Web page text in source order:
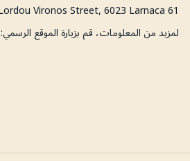
61 Lordou Vironos Street, 6023 Larnaca, قبرص
لمزيد من المعلومات، قم بزيارة الموقع الرسمي: